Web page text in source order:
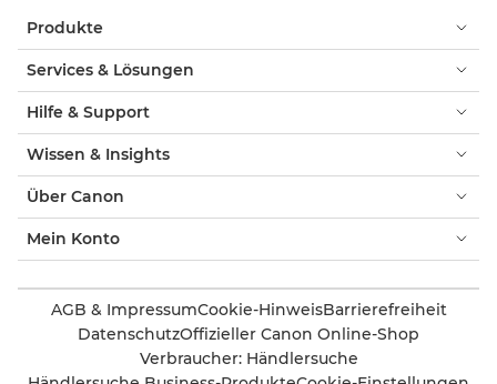
Produkte
Services & Lösungen
Hilfe & Support
Wissen & Insights
Über Canon
Mein Konto
AGB & ImpressumCookie-HinweisBarrierefreiheit
DatenschutzOffizieller Canon Online-Shop
Verbraucher: Händlersuche